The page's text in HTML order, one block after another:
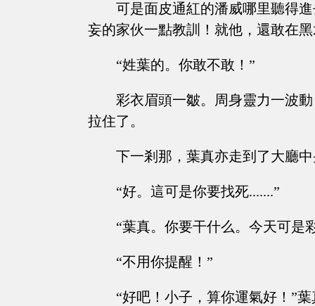
可是面皮通紅的潘威哪里聽得
妄的家伙一點教訓！就他，還敢在
“姓葉的。你敢不敢！”
彩衣眉頭一皺。周身靈力一波
拉住了。
下一剎那，葉真亦走到了大廳
“好。這可是你要找死.......”
“葉真。你要干什么。今天可是
“不用你提醒！”
“好吧！小子，算你運氣好！”